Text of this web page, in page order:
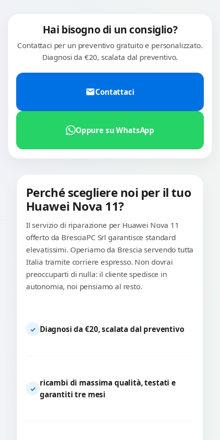
Hai bisogno di un consiglio?
Contattaci per un preventivo gratuito e personalizzato.
Diagnosi da €20, scalata dal preventivo.
Contattaci
Oppure su WhatsApp
Perché scegliere noi per il tuo
Huawei Nova 11?
Il servizio di riparazione per Huawei Nova 11
offerto da BresciaPC Srl garantisce standard
elevatissimi. Operiamo da Brescia servendo tutta
Italia tramite corriere espresso. Non dovrai
preoccuparti di nulla: il cliente spedisce in
autonomia, noi pensiamo al resto.
✓ Diagnosi da €20, scalata dal preventivo
✓
ricambi di massima qualità, testati e
garantiti tre mesi